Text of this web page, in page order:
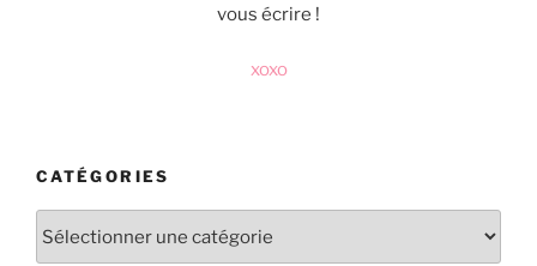
vous écrire !
xoxo
CATÉGORIES